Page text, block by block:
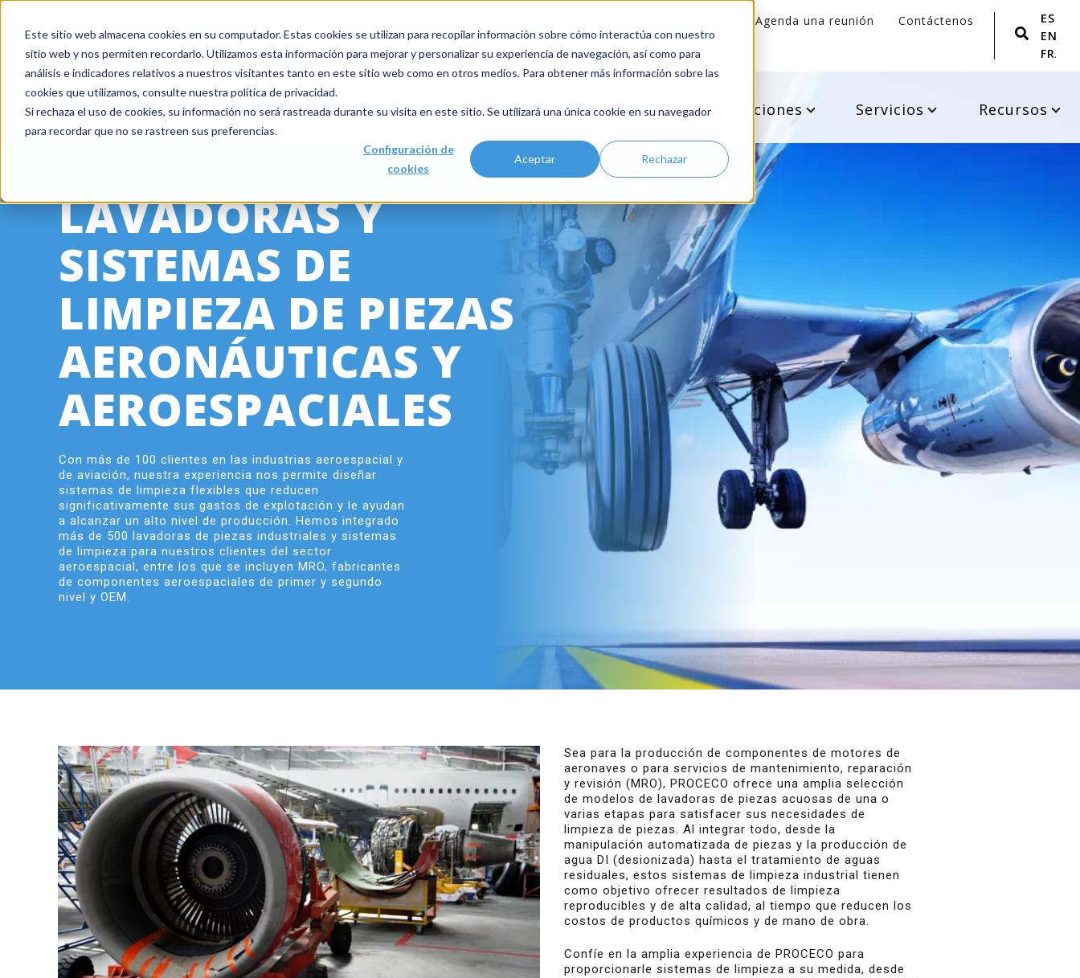
Este sitio web almacena cookies en su computador. Estas cookies se utilizan para recopilar información sobre cómo interactúa con nuestro
sitio web y nos permiten recordarlo. Utilizamos esta información para mejorar y personalizar su experiencia de navegación, así como para
análisis e indicadores relativos a nuestros visitantes tanto en este sitio web como en otros medios. Para obtener más información sobre las
cookies que utilizamos, consulte nuestra política de privacidad.
Si rechaza el uso de cookies, su información no será rastreada durante su visita en este sitio. Se utilizará una única cookie en su navegador
para recordar que no se rastreen sus preferencias.
Configuración de
cookies
Aceptar Rechazar
+ 1 800 978-6677 | Empresa certificada ISO 9001
Agenda una reunión Contáctenos
Industrias Productos Aplicaciones Servicios Recursos
LAVADORAS Y
SISTEMAS DE
LIMPIEZA DE PIEZAS
AERONÁUTICAS Y
AEROESPACIALES
Con más de 100 clientes en las industrias aeroespacial y
de aviación, nuestra experiencia nos permite diseñar
sistemas de limpieza flexibles que reducen
significativamente sus gastos de explotación y le ayudan
a alcanzar un alto nivel de producción. Hemos integrado
más de 500 lavadoras de piezas industriales y sistemas
de limpieza para nuestros clientes del sector
aeroespacial, entre los que se incluyen MRO, fabricantes
de componentes aeroespaciales de primer y segundo
nivel y OEM.
Sea para la producción de componentes de motores de
aeronaves o para servicios de mantenimiento, reparación
y revisión (MRO), PROCECO ofrece una amplia selección
de modelos de lavadoras de piezas acuosas de una o
varias etapas para satisfacer sus necesidades de
limpieza de piezas. Al integrar todo, desde la
manipulación automatizada de piezas y la producción de
agua DI (desionizada) hasta el tratamiento de aguas
residuales, estos sistemas de limpieza industrial tienen
como objetivo ofrecer resultados de limpieza
reproducibles y de alta calidad, al tiempo que reducen los
costos de productos químicos y de mano de obra.
Confíe en la amplia experiencia de PROCECO para
proporcionarle sistemas de limpieza a su medida, desde